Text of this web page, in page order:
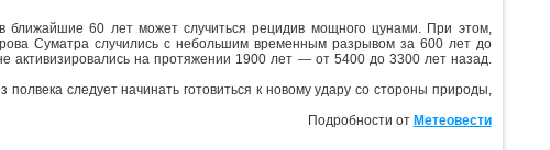
ближайшие 60 лет может случиться рецидив мощного цунами. При этом,
Суматра случились с небольшим временным разрывом за 600 лет до
активизировались на протяжении 1900 лет — от 5400 до 3300 лет назад.
следует начинать готовиться к новому удару со стороны природы,
Подробности от Метеовести